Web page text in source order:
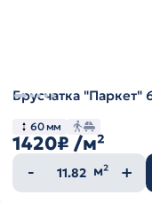
Брусчатка
60 мм
1420₽ /м²
Количество
товара
м²